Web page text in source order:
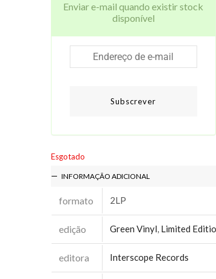
Enviar e-mail quando existir stock
disponível
Subscrever
Esgotado
INFORMAÇÃO ADICIONAL
formato 2LP
edição Green Vinyl, Limited
editora Interscope Records